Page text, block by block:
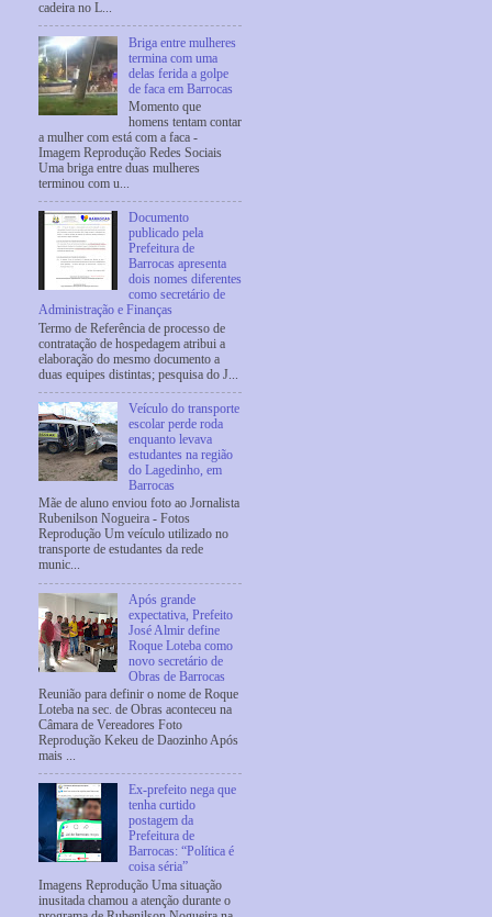
cadeira no L...
Briga entre mulheres
termina com uma
delas ferida a golpe
de faca em Barrocas
Momento que
homens tentam contar
a mulher com está com a faca -
Imagem Reprodução Redes Sociais
Uma briga entre duas mulheres
terminou com u...
Documento
publicado pela
Prefeitura de
Barrocas apresenta
dois nomes diferentes
como secretário de
Administração e Finanças
Termo de Referência de processo de
contratação de hospedagem atribui a
elaboração do mesmo documento a
duas equipes distintas; pesquisa do J...
Veículo do transporte
escolar perde roda
enquanto levava
estudantes na região
do Lagedinho, em
Barrocas
Mãe de aluno enviou foto ao Jornalista
Rubenilson Nogueira - Fotos
Reprodução Um veículo utilizado no
transporte de estudantes da rede
munic...
Após grande
expectativa, Prefeito
José Almir define
Roque Loteba como
novo secretário de
Obras de Barrocas
Reunião para definir o nome de Roque
Loteba na sec. de Obras aconteceu na
Câmara de Vereadores Foto
Reprodução Kekeu de Daozinho Após
mais ...
Ex-prefeito nega que
tenha curtido
postagem da
Prefeitura de
Barrocas: “Política é
coisa séria”
Imagens Reprodução Uma situação
inusitada chamou a atenção durante o